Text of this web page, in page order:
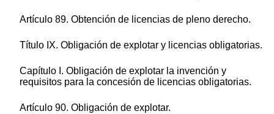
Artículo 89. Obtención de licencias de pleno derecho.
Título IX. Obligación de explotar y licencias obligatorias.
Capítulo I. Obligación de explotar la invención y
requisitos para la concesión de licencias obligatorias.
Artículo 90. Obligación de explotar.